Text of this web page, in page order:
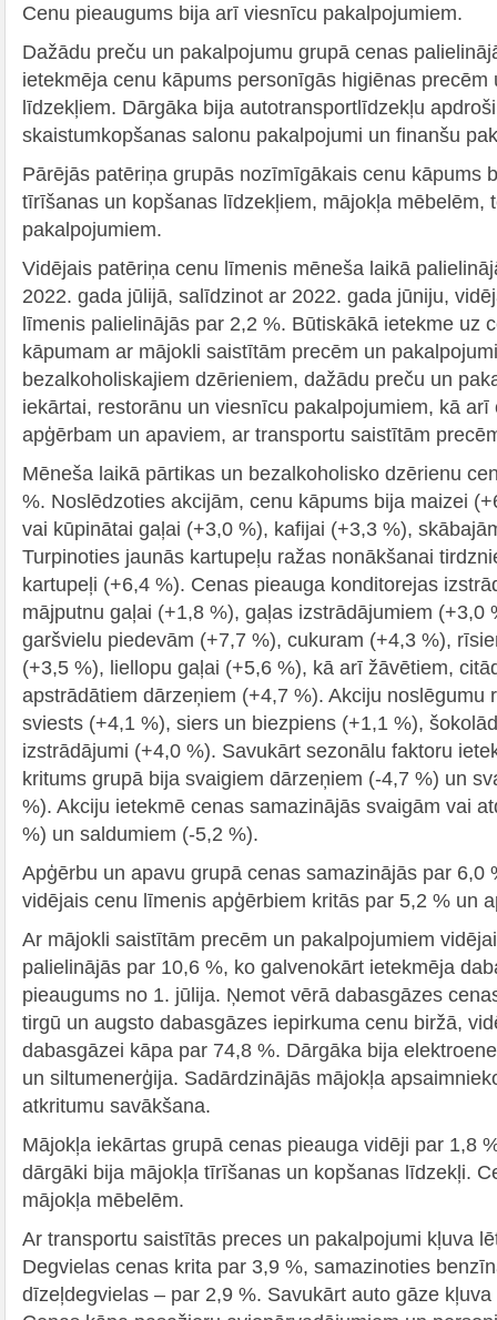
Cenu pieaugums bija arī viesnīcu pakalpojumiem.
Dažādu preču un pakalpojumu grupā cenas
ietekmēja cenu kāpums personīgās higiēnas precēm
līdzekļiem. Dārgāka bija autotransportlīdzekļu
skaistumkopšanas salonu pakalpojumi un finanšu
Pārējās patēriņa grupās nozīmīgākais cenu kāpums
tīrīšanas un kopšanas līdzekļiem, mājokļa mēbelēm,
pakalpojumiem.
Vidējais patēriņa cenu līmenis mēneša laikā
2022. gada jūlijā, salīdzinot ar 2022. gada jūniju,
līmenis palielinājās par 2,2 %. Būtiskākā ietekme uz
kāpumam ar mājokli saistītām precēm un
bezalkoholiskajiem dzērieniem, dažādu preču un
iekārtai, restorānu un viesnīcu pakalpojumiem, kā arī
apģērbam un apaviem, ar transportu saistītām
Mēneša laikā pārtikas un bezalkoholisko dzērienu
%. Noslēdzoties akcijām, cenu kāpums bija maizei
vai kūpinātai gaļai (+3,0 %), kafijai (+3,3 %),
Turpinoties jaunās kartupeļu ražas nonākšanai
kartupeļi (+6,4 %). Cenas pieauga konditorejas
mājputnu gaļai (+1,8 %), gaļas izstrādājumiem (+3,0
garšvielu piedevām (+7,7 %), cukuram (+4,3 %),
(+3,5 %), liellopu gaļai (+5,6 %), kā arī žāvētiem,
apstrādātiem dārzeņiem (+4,7 %). Akciju noslēgumu
sviests (+4,1 %), siers un biezpiens (+1,1 %),
izstrādājumi (+4,0 %). Savukārt sezonālu faktoru
kritums grupā bija svaigiem dārzeņiem (-4,7 %) un
%). Akciju ietekmē cenas samazinājās svaigām vai
%) un saldumiem (-5,2 %).
Apģērbu un apavu grupā cenas samazinājās par 6,0
vidējais cenu līmenis apģērbiem kritās par 5,2 % un
Ar mājokli saistītām precēm un pakalpojumiem
palielinājās par 10,6 %, ko galvenokārt ietekmēja
pieaugums no 1. jūlija. Ņemot vērā dabasgāzes
tirgū un augsto dabasgāzes iepirkuma cenu biržā,
dabasgāzei kāpa par 74,8 %. Dārgāka bija
un siltumenerģija. Sadārdzinājās mājokļa
atkritumu savākšana.
Mājokļa iekārtas grupā cenas pieauga vidēji par 1,8
dārgāki bija mājokļa tīrīšanas un kopšanas līdzekļi.
mājokļa mēbelēm.
Ar transportu saistītās preces un pakalpojumi kļuva
Degvielas cenas krita par 3,9 %, samazinoties
dīzeļdegvielas – par 2,9 %. Savukārt auto gāze